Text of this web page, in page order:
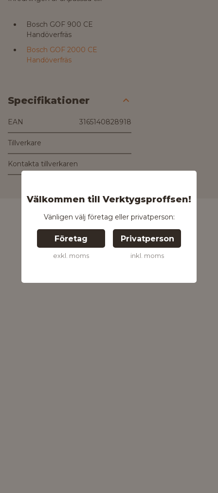
Välkommen till Verktygsproffsen!
Vänligen välj företag eller privatperson:
Företag
exkl. moms
Privatperson
inkl. moms
Bosch GOF 900 CE
Handöverfräs
Bosch GOF 2000 CE
Handöverfräs
Specifikationer
EAN 3165140828918
Tillverkare
Kontakta tillverkaren